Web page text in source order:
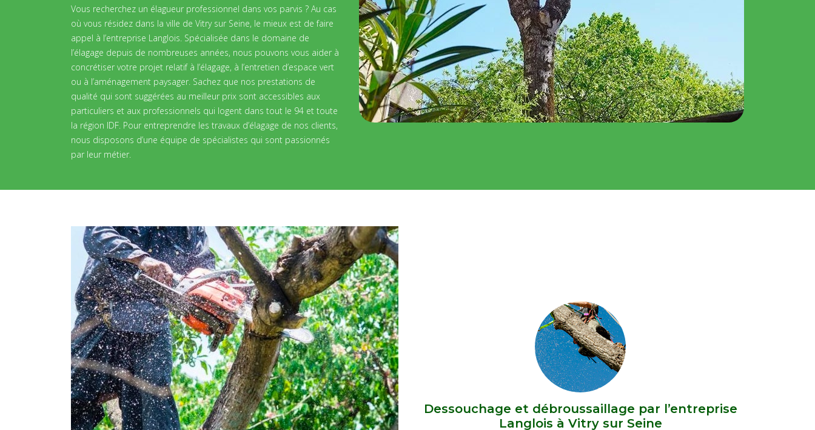
Vous recherchez un élagueur professionnel dans vos parvis ? Au cas
où vous résidez dans la ville de Vitry sur Seine, le mieux est de faire
appel à l’entreprise Langlois. Spécialisée dans le domaine de
l’élagage depuis de nombreuses années, nous pouvons vous aider à
concrétiser votre projet relatif à l’élagage, à l’entretien d’espace vert
ou à l’aménagement paysager. Sachez que nos prestations de
qualité qui sont suggérées au meilleur prix sont accessibles aux
particuliers et aux professionnels qui logent dans tout le 94 et toute
la région IDF. Pour entreprendre les travaux d’élagage de nos clients,
nous disposons d’une équipe de spécialistes qui sont passionnés
par leur métier.
de grillage Notre savoir-faire en taille de haies
Dessouchage et débroussaillage par l’entreprise
Langlois à Vitry sur Seine